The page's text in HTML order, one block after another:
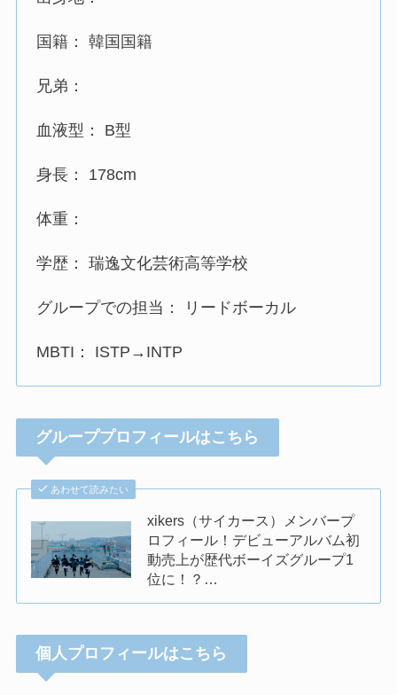
国籍： 韓国国籍
兄弟：
血液型： B型
身長： 178cm
体重：
学歴： 瑞逸文化芸術高等学校
グループでの担当： リードボーカル
MBTI： ISTP→INTP
グループプロフィールはこちら
あわせて読みたい
xikers（サイカース）メンバープ
ロフィール！デビューアルバム初
動売上が歴代ボーイズグループ1
位に！？…
個人プロフィールはこちら